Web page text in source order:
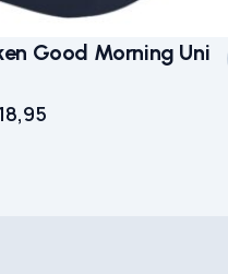
Good Morning Uni